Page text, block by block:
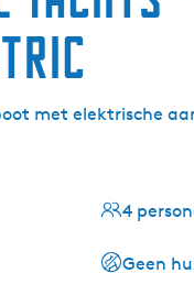
met elektrische
4
Geen